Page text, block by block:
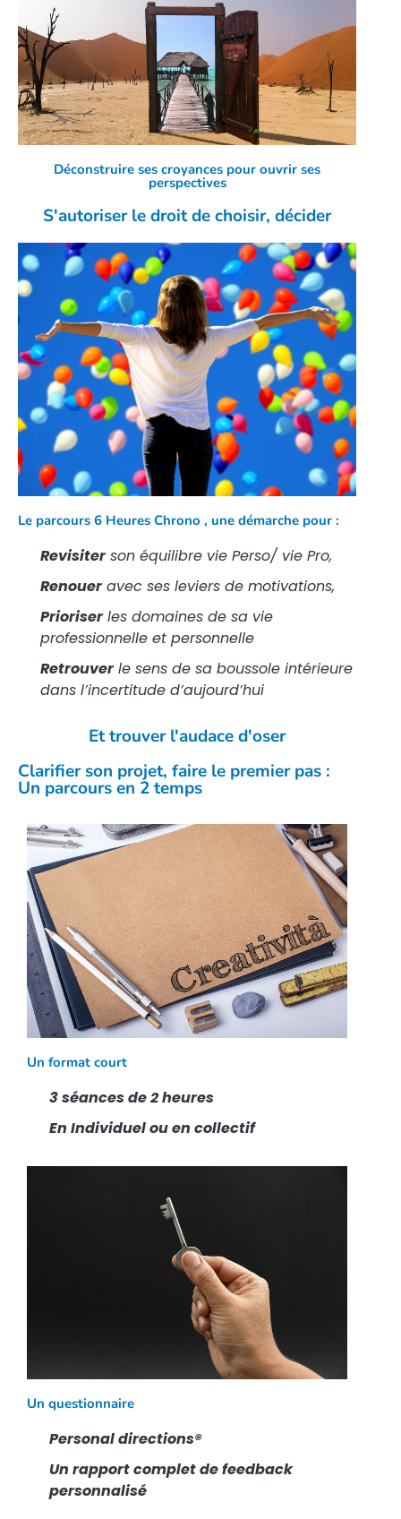
Déconstruire ses croyances pour ouvrir ses
perspectives
S'autoriser le droit de choisir, décider
Le parcours 6 Heures Chrono , une démarche pour :
Revisiterson équilibre vie Perso/ vie Pro,
Renoueravec ses leviers de motivations,
Prioriserles domaines de sa vie
professionnelle et personnelle
Retrouverle sens de sa boussole intérieure
dans l’incertitude d’aujourd’hui
Et trouver l'audace d'oser
Clarifier son projet, faire le premier pas :
Un parcours en 2 temps
Un format court
3 séances de 2 heures
En Individuel ou en collectif
Un questionnaire
Personal directions®
Un rapport complet de feedback
personnalisé